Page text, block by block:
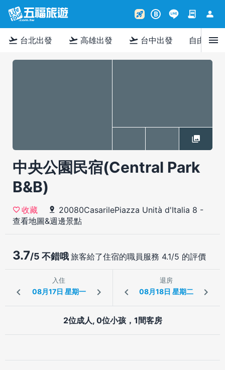
rocket_launch B contract person
flight_takeoff 台北出發 flight_takeoff 高雄出發 flight_takeoff 台中出發 自由行menu
中央公園民宿(Central Park
B&B)
收藏 20080CasarilePiazza Unità d'Italia 8 -
查看地圖&週邊景點
3.7/5 不錯哦 旅客給了住宿的職員服務 4.1/5 的評價
入住 退房
2位成人, 0位小孩，1間客房